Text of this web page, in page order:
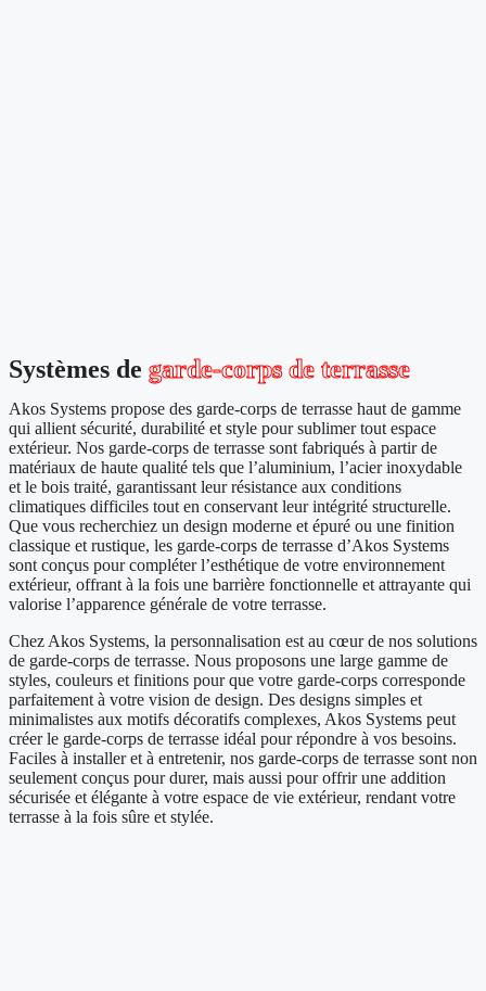
Systèmes de garde-corps de terrasse
Akos Systems propose des garde-corps de terrasse haut de gamme
qui allient sécurité, durabilité et style pour sublimer tout espace
extérieur. Nos garde-corps de terrasse sont fabriqués à partir de
matériaux de haute qualité tels que l’aluminium, l’acier inoxydable
et le bois traité, garantissant leur résistance aux conditions
climatiques difficiles tout en conservant leur intégrité structurelle.
Que vous recherchiez un design moderne et épuré ou une finition
classique et rustique, les garde-corps de terrasse d’Akos Systems
sont conçus pour compléter l’esthétique de votre environnement
extérieur, offrant à la fois une barrière fonctionnelle et attrayante qui
valorise l’apparence générale de votre terrasse.
Chez Akos Systems, la personnalisation est au cœur de nos solutions
de garde-corps de terrasse. Nous proposons une large gamme de
styles, couleurs et finitions pour que votre garde-corps corresponde
parfaitement à votre vision de design. Des designs simples et
minimalistes aux motifs décoratifs complexes, Akos Systems peut
créer le garde-corps de terrasse idéal pour répondre à vos besoins.
Faciles à installer et à entretenir, nos garde-corps de terrasse sont non
seulement conçus pour durer, mais aussi pour offrir une addition
sécurisée et élégante à votre espace de vie extérieur, rendant votre
terrasse à la fois sûre et stylée.